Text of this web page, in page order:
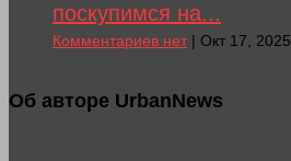
поскупимся на...
Комментариев нет| Окт 17, 2025
Об авторе UrbanNews